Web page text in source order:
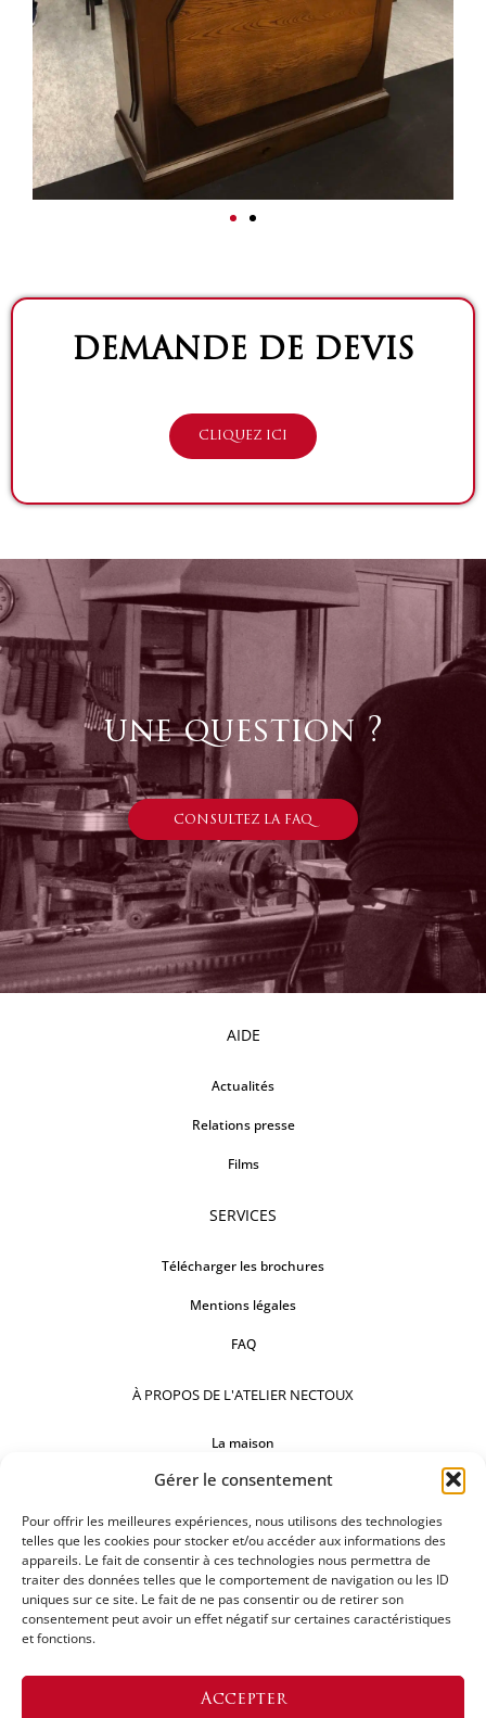
Gérer le consentement
Pour offrir les meilleures expériences, nous utilisons des technologies
telles que les cookies pour stocker et/ou accéder aux informations des
appareils. Le fait de consentir à ces technologies nous permettra de
traiter des données telles que le comportement de navigation ou les ID
uniques sur ce site. Le fait de ne pas consentir ou de retirer son
consentement peut avoir un effet négatif sur certaines caractéristiques
et fonctions.
Accepter
DEMANDE DE DEVIS
CLIQUEZ ICI
une question ?
CONSULTEZ LA FAQ
AIDE
Actualités
Relations presse
Films
SERVICES
Télécharger les brochures
Mentions légales
FAQ
À PROPOS DE L'ATELIER NECTOUX
La maison
Comptoirs
Nos réalisations
SUIVEZ-NOUS
DEMANDEZ UN DEVIS